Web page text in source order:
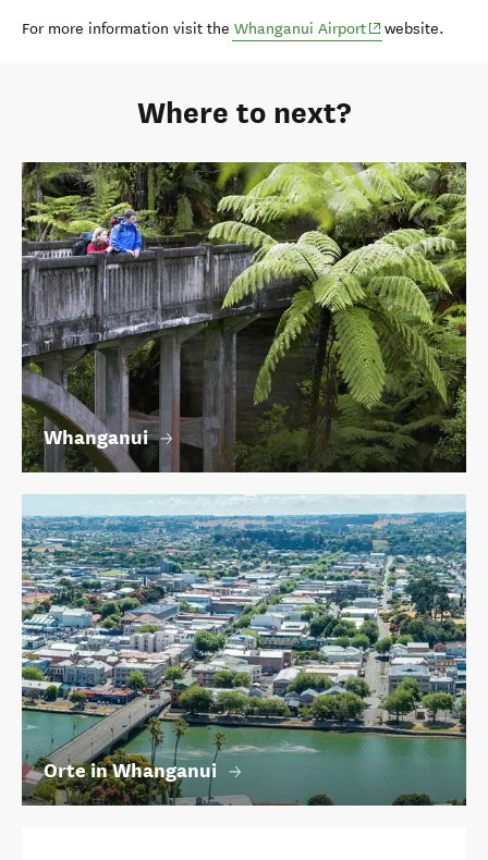
For more information visit the Whanganui Airport(opens in new
website.
Where to next?
Whanganui
Orte in Whanganui